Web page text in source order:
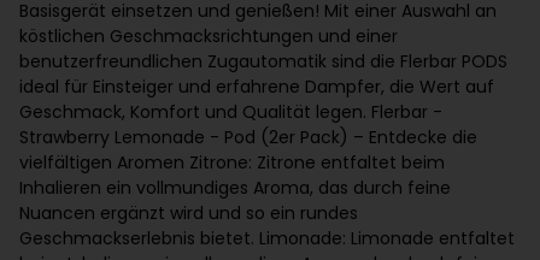
Basisgerät einsetzen und genießen! Mit einer Auswahl an
köstlichen Geschmacksrichtungen und einer
benutzerfreundlichen Zugautomatik sind die Flerbar PODS
ideal für Einsteiger und erfahrene Dampfer, die Wert auf
Geschmack, Komfort und Qualität legen. Flerbar -
Strawberry Lemonade - Pod (2er Pack) – Entdecke die
vielfältigen Aromen Zitrone: Zitrone entfaltet beim
Inhalieren ein vollmundiges Aroma, das durch feine
Nuancen ergänzt wird und so ein rundes
Geschmackserlebnis bietet. Limonade: Limonade entfaltet